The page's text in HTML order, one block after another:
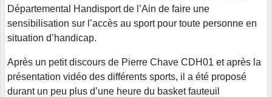
Départemental Handisport de l’Ain de faire une
sensibilisation sur l’accès au sport pour toute personne en
situation d’handicap.
Après un petit discours de Pierre Chave CDH01 et après la
présentation vidéo des différents sports, il a été proposé
durant un peu plus d’une heure du basket fauteuil